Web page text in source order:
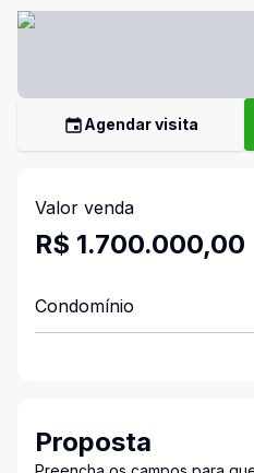
Agendar visita
Valor venda
R$ 1.700.000,00
Condomínio
Proposta